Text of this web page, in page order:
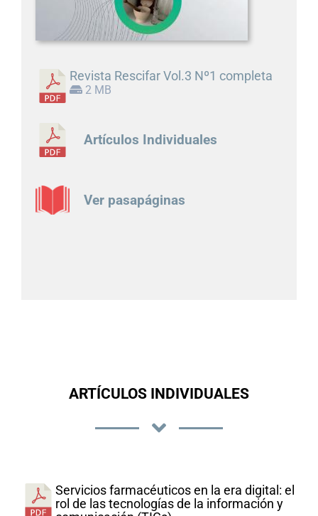
Revista Rescifar Vol.3 Nº1 completa
2 MB
Artículos Individuales
Ver pasapáginas
ARTÍCULOS INDIVIDUALES
Servicios farmacéuticos en la era digital: el
rol de las tecnologías de la información y